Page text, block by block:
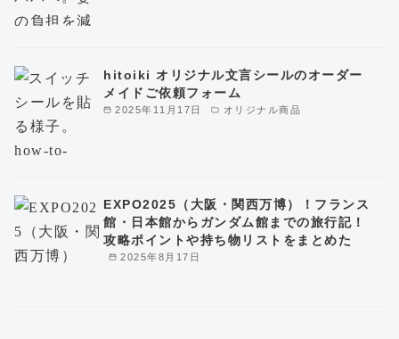
2025年11月17日 オリジナル商品
hitoiki オリジナル文言シールのオーダー
メイドご依頼フォーム
2025年8月17日
EXPO2025（大阪・関西万博）！フランス
館・日本館からガンダム館までの旅行記！
攻略ポイントや持ち物リストをまとめた